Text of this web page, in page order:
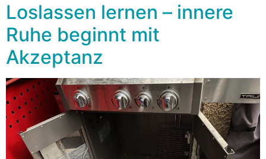
Loslassen lernen – innere
Ruhe beginnt mit
Akzeptanz